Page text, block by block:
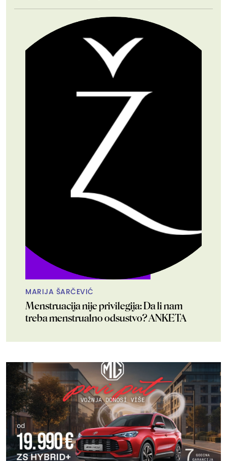
MARIJA ŠARČEVIĆ
Menstruacija nije privilegija: Da li nam
treba menstrualno odsustvo? ANKETA